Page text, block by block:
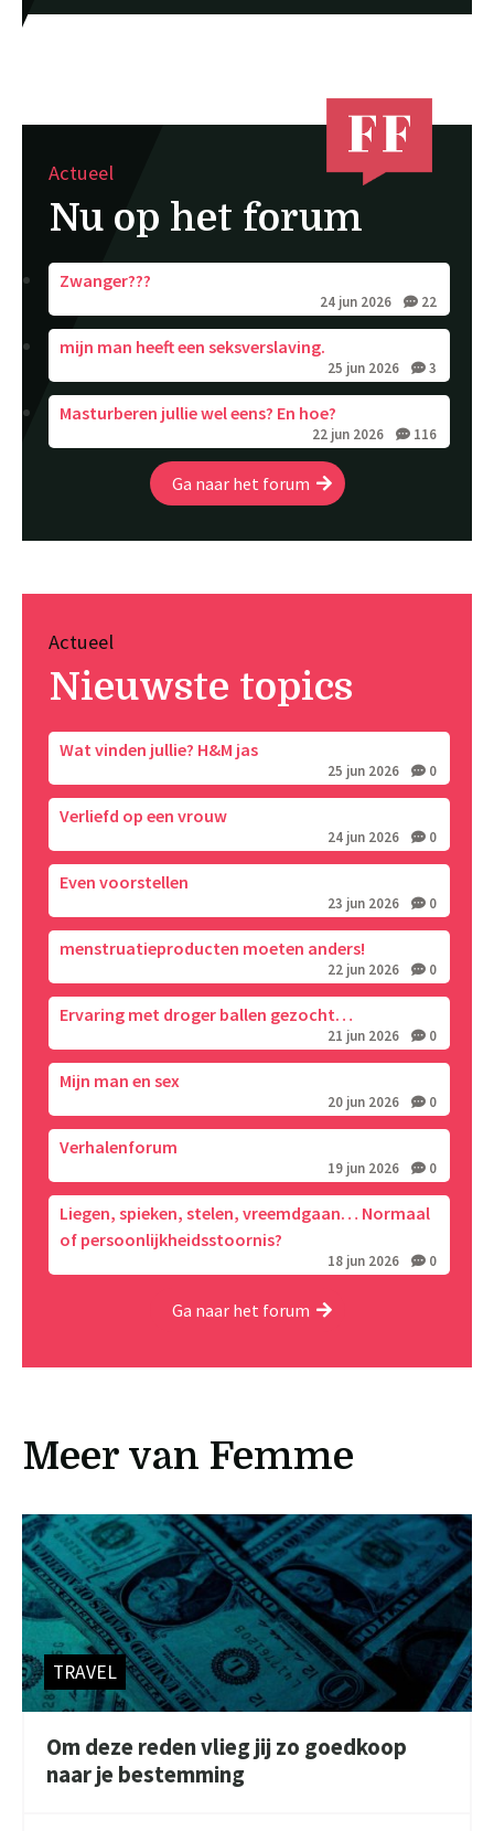
Actueel
Nu op het forum
Zwanger???
24 jun 2026 22
mijn man heeft een seksverslaving.
25 jun 2026 3
Masturberen jullie wel eens? En hoe?
22 jun 2026 116
Ga naar het forum
Actueel
Nieuwste topics
Wat vinden jullie? H&M jas
25 jun 2026 0
Verliefd op een vrouw
24 jun 2026 0
Even voorstellen
23 jun 2026 0
menstruatieproducten moeten anders!
22 jun 2026 0
Ervaring met droger ballen gezocht…
21 jun 2026 0
Mijn man en sex
20 jun 2026 0
Verhalenforum
19 jun 2026 0
Liegen, spieken, stelen, vreemdgaan… Normaal
of persoonlijkheidsstoornis?
18 jun 2026 0
Ga naar het forum
Meer van Femme
TRAVEL
Om deze reden vlieg jij zo goedkoop
naar je bestemming